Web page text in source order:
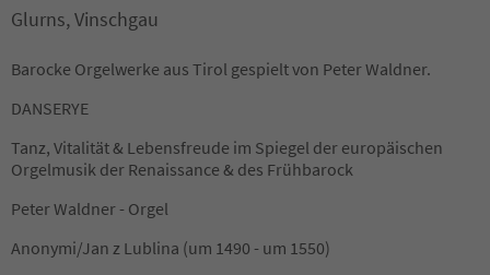
Glurns, Vinschgau
Barocke Orgelwerke aus Tirol gespielt von Peter Waldner.
DANSERYE
Tanz, Vitalität & Lebensfreude im Spiegel der europäischen
Orgelmusik der Renaissance & des Frühbarock
Peter Waldner - Orgel
Anonymi/Jan z Lublina (um 1490 - um 1550)